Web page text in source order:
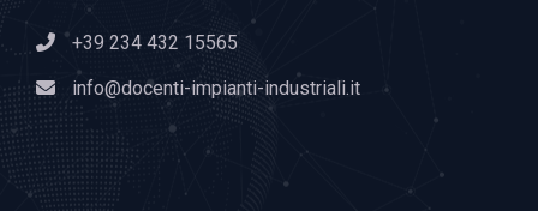
+39 234 432 15565
info@docenti-impianti-industriali.it